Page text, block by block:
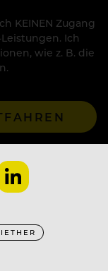
KEINEN Zugang
Ich
wie z. B. die